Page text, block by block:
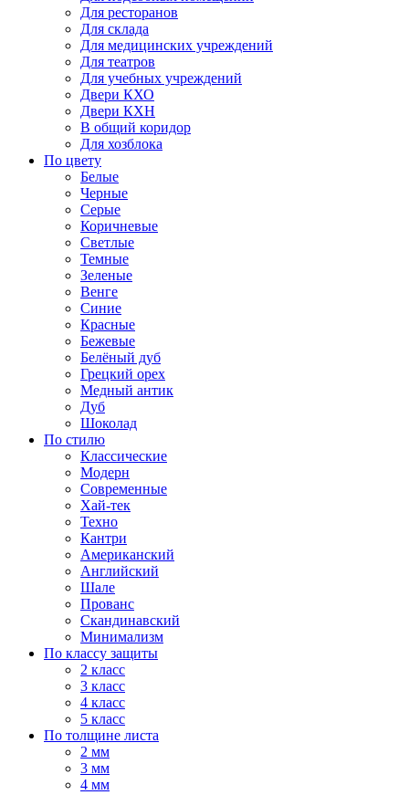
Для ресторанов
Для склада
Для медицинских учреждений
Для театров
Для учебных учреждений
Двери КХО
Двери КХН
В общий коридор
Для хозблока
По цвету
Белые
Черные
Серые
Коричневые
Светлые
Темные
Зеленые
Венге
Синие
Красные
Бежевые
Белёный дуб
Грецкий орех
Медный антик
Дуб
Шоколад
По стилю
Классические
Модерн
Современные
Хай-тек
Техно
Кантри
Американский
Английский
Шале
Прованс
Скандинавский
Минимализм
По классу защиты
2 класс
3 класс
4 класс
5 класс
По толщине листа
2 мм
3 мм
4 мм